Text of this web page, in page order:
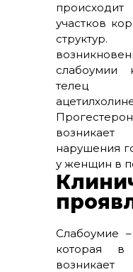
участков
слабоумии
телец
нарушения
у женщин в
Слабоумие –
которая в